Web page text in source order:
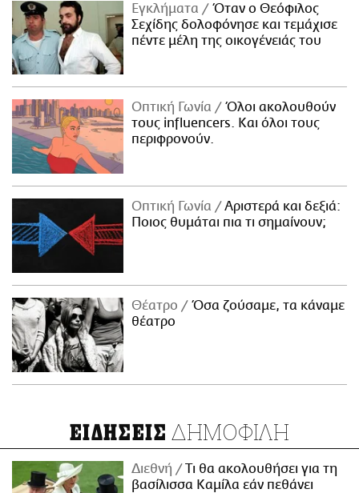
Εγκλήματα
Όταν ο Θεόφιλος
Σεχίδης δολοφόνησε και τεμάχισε
πέντε μέλη της οικογένειάς του
Οπτική Γωνία
Όλοι ακολουθούν
τους influencers. Και όλοι τους
περιφρονούν.
Οπτική Γωνία
Αριστερά και δεξιά:
Ποιος θυμάται πια τι σημαίνουν;
Θέατρο
Όσα ζούσαμε, τα κάναμε
θέατρο
ΕΙΔΗΣΕΙΣ ΔΗΜΟΦΙΛΗ
Διεθνή
Τι θα ακολουθήσει για τη
βασίλισσα Καμίλα εάν πεθάνει